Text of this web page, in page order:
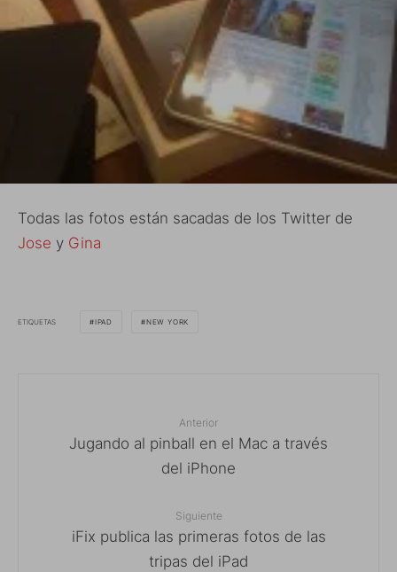
Todas las fotos están sacadas de los Twitter de
Jose y Gina
ETIQUETAS IPAD NEW YORK
Anterior
Jugando al pinball en el Mac a través
del iPhone
Siguiente
iFix publica las primeras fotos de las
tripas del iPad